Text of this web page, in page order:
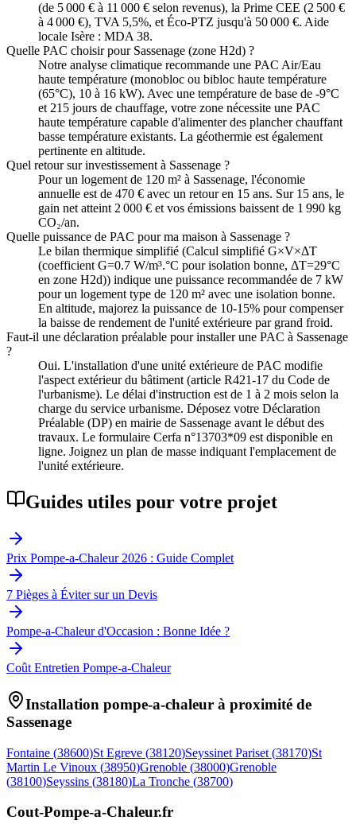
(de 5 000 € à 11 000 € selon revenus), la Prime CEE (2 500 €
à 4 000 €), TVA 5,5%, et Éco-PTZ jusqu'à 50 000 €. Aide
locale Isère : MDA 38.
Quelle PAC choisir pour Sassenage (zone H2d) ?
Notre analyse climatique recommande une PAC Air/Eau
haute température (monobloc ou bibloc haute température
(65°C), 10 à 16 kW). Avec une température de base de -9°C
et 215 jours de chauffage, votre zone nécessite une PAC
haute température capable d'alimenter des plancher chauffant
basse température existants. La géothermie est également
pertinente en altitude.
Quel retour sur investissement à Sassenage ?
Pour un logement de 120 m² à Sassenage, l'économie
annuelle est de 470 € avec un retour en 15 ans. Sur 15 ans, le
gain net atteint 2 000 € et vos émissions baissent de 1 990 kg
CO₂/an.
Quelle puissance de PAC pour ma maison à Sassenage ?
Le bilan thermique simplifié (Calcul simplifié G×V×ΔT
(coefficient G=0.7 W/m³.°C pour isolation bonne, ΔT=29°C
en zone H2d)) indique une puissance recommandée de 7 kW
pour un logement type de 120 m² avec une isolation bonne.
En altitude, majorez la puissance de 10-15% pour compenser
la baisse de rendement de l'unité extérieure par grand froid.
Faut-il une déclaration préalable pour installer une PAC à Sassenage
?
Oui. L'installation d'une unité extérieure de PAC modifie
l'aspect extérieur du bâtiment (article R421-17 du Code de
l'urbanisme). Le délai d'instruction est de 1 à 2 mois selon la
charge du service urbanisme. Déposez votre Déclaration
Préalable (DP) en mairie de Sassenage avant le début des
travaux. Le formulaire Cerfa n°13703*09 est disponible en
ligne. Joignez un plan de masse indiquant l'emplacement de
l'unité extérieure.
Guides utiles pour votre projet
Prix Pompe-a-Chaleur 2026 : Guide Complet
7 Pièges à Éviter sur un Devis
Pompe-a-Chaleur d'Occasion : Bonne Idée ?
Coût Entretien Pompe-a-Chaleur
Installation pompe-a-chaleur à proximité de
Sassenage
Fontaine (38600)St Egreve (38120)Seyssinet Pariset (38170)St
Martin Le Vinoux (38950)Grenoble (38000)Grenoble
(38100)Seyssins (38180)La Tronche (38700)
Cout-Pompe-a-Chaleur.fr